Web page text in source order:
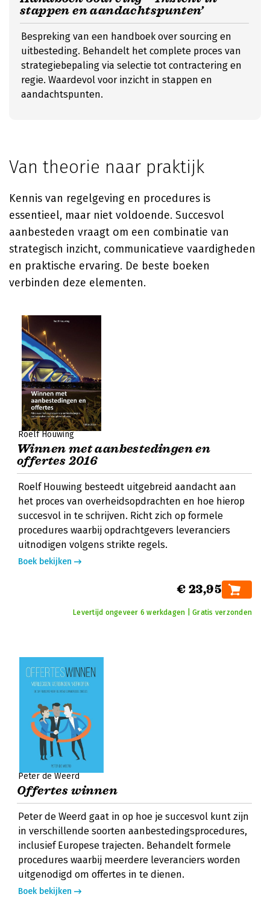
stappen en aandachtspunten’
Bespreking van een handboek over sourcing en
uitbesteding. Behandelt het complete proces van
strategiebepaling via selectie tot contractering en
regie. Waardevol voor inzicht in stappen en
aandachtspunten.
Van theorie naar praktijk
Kennis van regelgeving en procedures is
essentieel, maar niet voldoende. Succesvol
aanbesteden vraagt om een combinatie van
strategisch inzicht, communicatieve vaardigheden
en praktische ervaring. De beste boeken
verbinden deze elementen.
Roelf Houwing
Winnen met aanbestedingen en
offertes 2016
Roelf Houwing besteedt uitgebreid aandacht aan
het proces van overheidsopdrachten en hoe hierop
succesvol in te schrijven. Richt zich op formele
procedures waarbij opdrachtgevers leveranciers
uitnodigen volgens strikte regels.
Boek bekijken
€ 23,95
Levertijd ongeveer 6 werkdagen | Gratis verzonden
Peter de Weerd
Offertes winnen
Peter de Weerd gaat in op hoe je succesvol kunt zijn
in verschillende soorten aanbestedingsprocedures,
inclusief Europese trajecten. Behandelt formele
procedures waarbij meerdere leveranciers worden
uitgenodigd om offertes in te dienen.
Boek bekijken